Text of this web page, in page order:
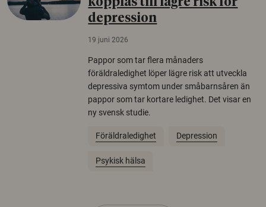
kopplas till lägre risk för
depression
19 juni 2026
Pappor som tar flera månaders
föräldraledighet löper lägre risk att utveckla
depressiva symtom under småbarnsåren än
pappor som tar kortare ledighet. Det visar en
ny svensk studie.
Föräldraledighet Depression
Psykisk hälsa